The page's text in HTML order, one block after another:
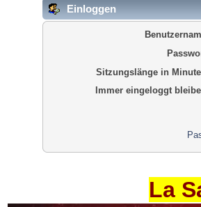
Einloggen
Sitzungslänge in
Immer eingeloggt
La